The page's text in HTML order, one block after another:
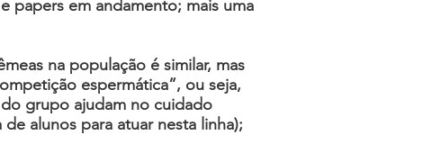
papers em andamento; mais uma
na população é similar, mas
espermática”, ou seja,
grupo ajudam no cuidado
alunos para atuar nesta linha);